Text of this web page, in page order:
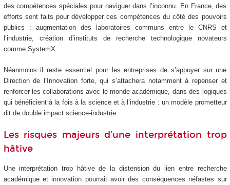
des compétences spéciales pour naviguer dans l’inconnu. En France, des
efforts sont faits pour développer ces compétences du côté des pouvoirs
publics : augmentation des laboratoires communs entre le CNRS et
l’industrie, création d’instituts de recherche technologique novateurs
comme SystemX.
Néanmoins il reste essentiel pour les entreprises de s’appuyer sur une
Direction de l’Innovation forte, qui s’attachera notamment à repenser et
renforcer les collaborations avec le monde académique, dans des logiques
qui bénéficient à la fois à la science et à l’industrie : un modèle prometteur
dit de double impact science-industrie.
Les risques majeurs d’une interprétation trop
hâtive
Une interprétation trop hâtive de la distension du lien entre recherche
académique et innovation pourrait avoir des conséquences néfastes sur